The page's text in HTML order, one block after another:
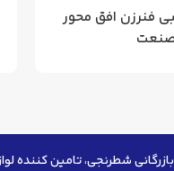
فنرزن افق محور
شطرنجی، تامین کننده